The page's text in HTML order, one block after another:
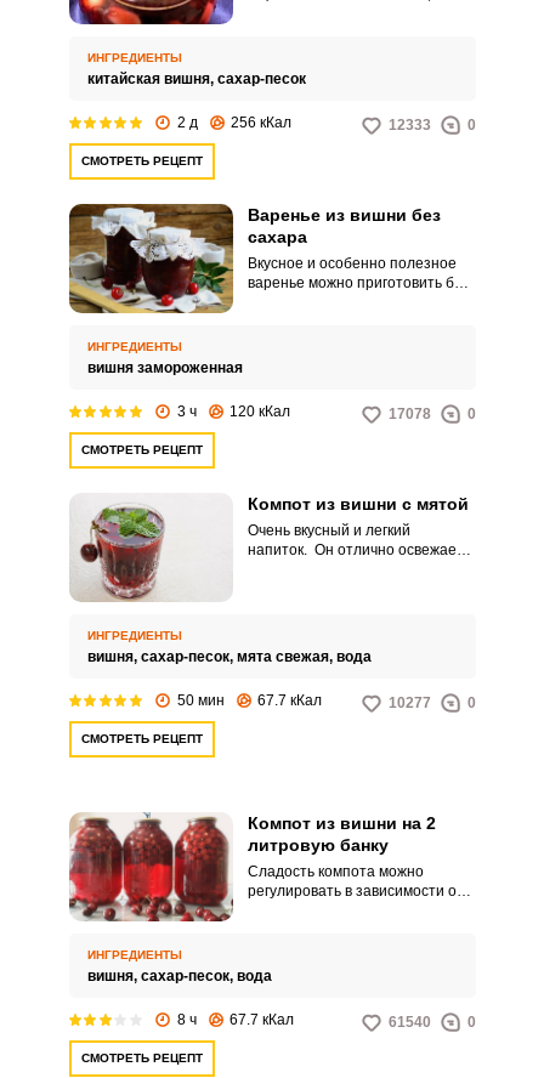
приготовления варенья.
ИНГРЕДИЕНТЫ
китайская вишня, сахар-песок
2 д 256 кКал 12333 0
СМОТРЕТЬ РЕЦЕПТ
Варенье из вишни без
сахара
Вкусное и особенно полезное
варенье можно приготовить без
ИНГРЕДИЕНТЫ
вишня замороженная
3 ч 120 кКал 17078 0
СМОТРЕТЬ РЕЦЕПТ
Компот из вишни с мятой
Очень вкусный и легкий
напиток. Он отлично освежает,
невероятное!
ИНГРЕДИЕНТЫ
вишня, сахар-песок, мята свежая, вода
50 мин 67.7 кКал 10277 0
СМОТРЕТЬ РЕЦЕПТ
Компот из вишни на 2
литровую банку
Сладость компота можно
регулировать в зависимости от
ИНГРЕДИЕНТЫ
вишня, сахар-песок, вода
8 ч 67.7 кКал 61540 0
СМОТРЕТЬ РЕЦЕПТ
Запомнить меня
ЕЩЕ НЕ ЗАРЕГИСТРИРОВАННЫ?
Забыли пароль?